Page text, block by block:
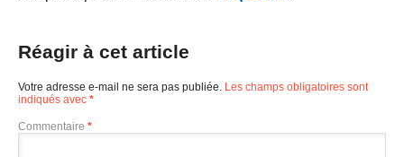
Réagir à cet article
Votre adresse e-mail ne sera pas publiée. Les champs obligatoires sont
indiqués avec *
Commentaire *